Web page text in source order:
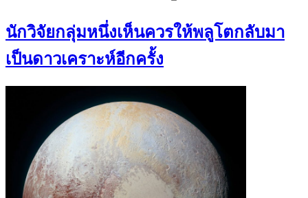
นักวิจัยกลุ่มหนึ่งเห็นควรให้พลูโตกลับมา
เป็นดาวเคราะห์อีกครั้ง